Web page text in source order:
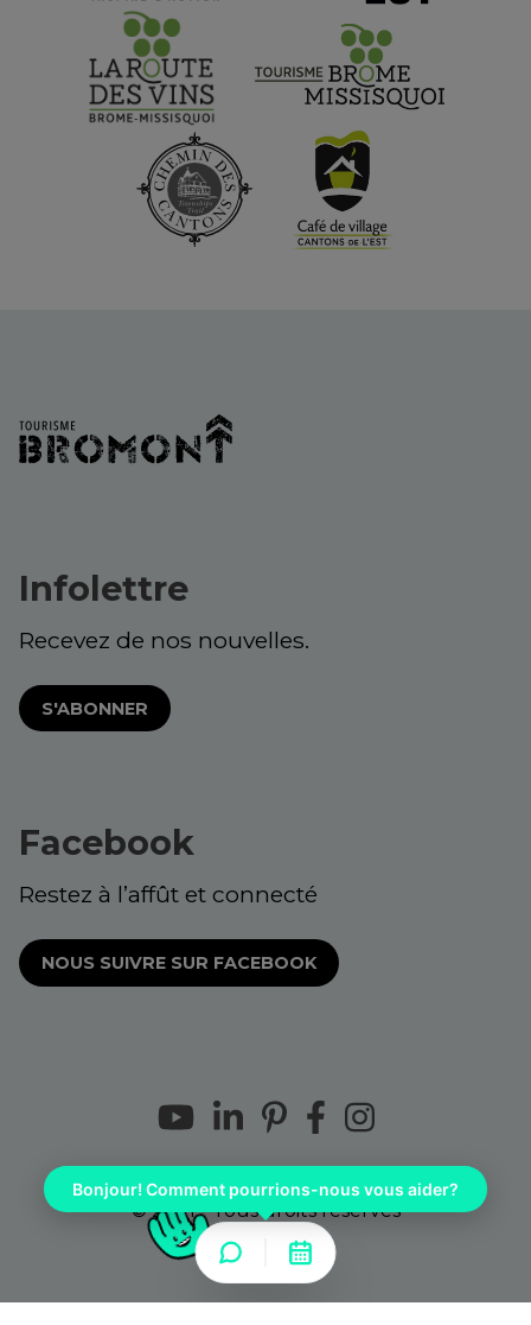
Infolettre
Recevez de nos nouvelles.
S'ABONNER
Facebook
Restez à l’affût et connecté
NOUS SUIVRE SUR FACEBOOK
© 2021 - Tous droits réservés
Bonjour! Comment pourrions-nous vous aider?